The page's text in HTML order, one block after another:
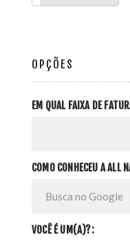
OPÇÕES
EM QUAL FAIXA DE
COMO CONHECEU A ALL
VOCÊ É UM(A)?: